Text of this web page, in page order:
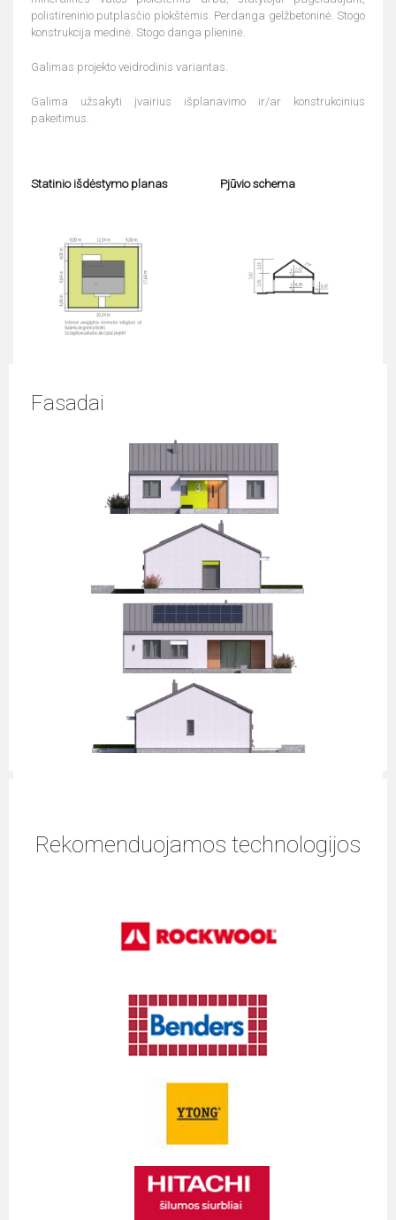
polistireninio putplasčio plokštėmis. Perdanga gelžbetoninė. Stogo
konstrukcija medinė. Stogo danga plieninė.
Galimas projekto veidrodinis variantas.
Galima užsakyti įvairius išplanavimo ir/ar konstrukcinius
pakeitimus.
Statinio išdėstymo planas Pjūvio schema
Fasadai
Rekomenduojamos technologijos